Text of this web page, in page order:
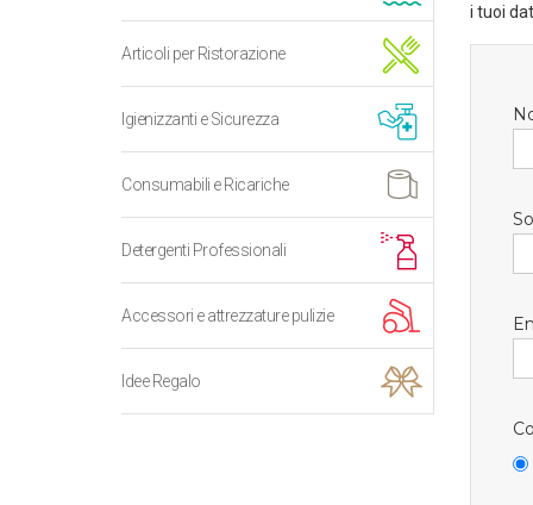
Articoli per Ristorazione
Igienizzanti e Sicurezza
Consumabili e Ricariche
Detergenti Professionali
Accessori e attrezzature pulizie
Idee Regalo
i tuoi